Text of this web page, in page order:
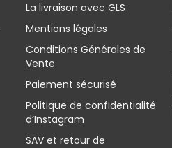
La livraison avec GLS
Mentions légales
Conditions Générales de
Vente
Paiement sécurisé
Politique de confidentialité
d’Instagram
SAV et retour de